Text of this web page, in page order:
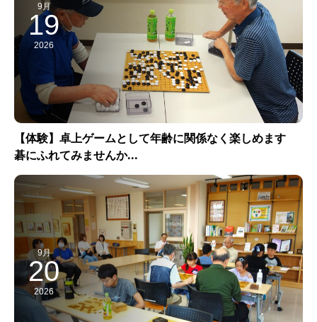
9月
19
2026
【体験】卓上ゲームとして年齢に関係なく楽しめます
碁にふれてみませんか...
9月
20
2026